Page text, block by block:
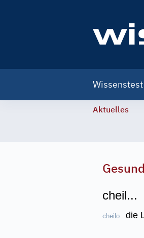
navigation
Wissenstest
Aktuelles
cheil...
cheilo...die